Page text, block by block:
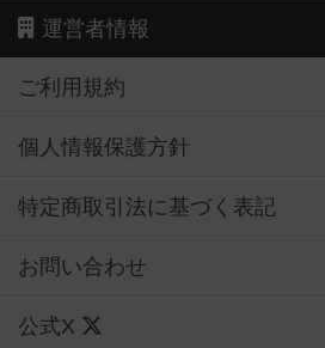
運営者情報
ご利用規約
個人情報保護方針
特定商取引法に基づく表記
お問い合わせ
公式X